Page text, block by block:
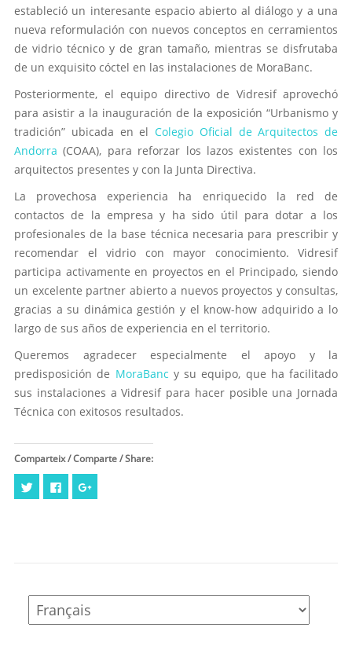
estableció un interesante espacio abierto al diálogo y a una
nueva reformulación con nuevos conceptos en cerramientos
de vidrio técnico y de gran tamaño, mientras se disfrutaba
de un exquisito cóctel en las instalaciones de MoraBanc.
Posteriormente, el equipo directivo de Vidresif aprovechó
para asistir a la inauguración de la exposición “Urbanismo y
tradición” ubicada en el Colegio Oficial de Arquitectos de
Andorra(COAA), para reforzar los lazos existentes con los
arquitectos presentes y con la Junta Directiva.
La provechosa experiencia ha enriquecido la red de
contactos de la empresa y ha sido útil para dotar a los
profesionales de la base técnica necesaria para prescribir y
recomendar el vidrio con mayor conocimiento. Vidresif
participa activamente en proyectos en el Principado, siendo
un excelente partner abierto a nuevos proyectos y consultas,
gracias a su dinámica gestión y el know-how adquirido a lo
largo de sus años de experiencia en el territorio.
Queremos agradecer especialmente el apoyo y la
predisposición de MoraBanc y su equipo, que ha facilitado
sus instalaciones a Vidresif para hacer posible una Jornada
Técnica con exitosos resultados.
Comparteix / Comparte / Share:
Cliquez
pour
partager
Cliquez
pour
partagerpartager